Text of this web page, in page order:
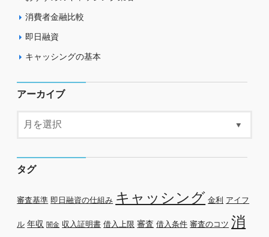
消費者金融比較
即日融資
キャッシングの基本
アーカイブ
タグ
審査基準 即日融資の仕組み キャッシング 金利 アイフ
ル 年収 闇金 収入証明書 借入上限 審査 借入条件 審査のコツ 消